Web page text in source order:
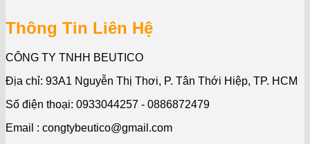
Thông Tin Liên Hệ
CÔNG TY TNHH BEUTICO
Địa chỉ: 93A1 Nguyễn Thị Thơi, P. Tân Thới Hiệp, TP. HCM
Số điện thoại: 0933044257 - 0886872479
Email : congtybeutico@gmail.com